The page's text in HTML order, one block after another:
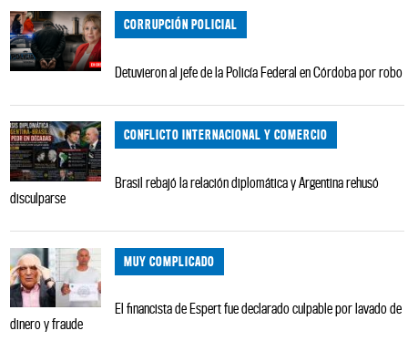
CORRUPCIÓN POLICIAL
Detuvieron al jefe de la Policía Federal en Córdoba por robo
CONFLICTO INTERNACIONAL Y COMERCIO
Brasil rebajó la relación diplomática y Argentina rehusó
disculparse
MUY COMPLICADO
El financista de Espert fue declarado culpable por lavado de
dinero y fraude